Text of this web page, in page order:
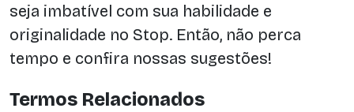
seja imbatível com sua habilidade e
originalidade no Stop. Então, não perca
tempo e confira nossas sugestões!
Termos Relacionados